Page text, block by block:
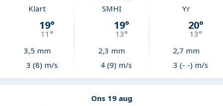
Klart
19°
11°
3,5 mm
3 (8) m/s
SMHI
19°
13°
2,3 mm
4 (9) m/s
Yr
20°
13°
2,7 mm
3 (- -) m/s
Ons 19 aug